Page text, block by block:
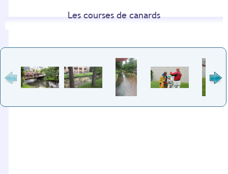
Les courses de canards